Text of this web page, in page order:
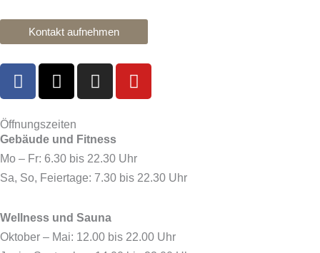
Kontakt aufnehmen
F
a
e
b
o
o
X
-
w
i
t
t
r
I
n
a
g
r
m
Y
o
b
e
Öffnungszeiten
Gebäude und Fitness
Mo – Fr: 6.30 bis 22.30 Uhr
Sa, So, Feiertage: 7.30 bis 22.30 Uhr
Wellness und Sauna
Oktober – Mai: 12.00 bis 22.00 Uhr